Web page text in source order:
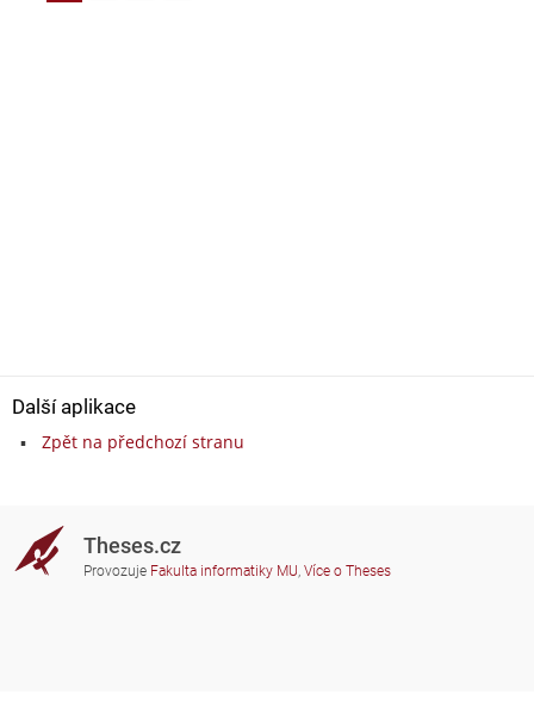
Další aplikace
Zpět na předchozí stranu
Theses.cz
Provozuje Fakulta informatiky MU, Více o Theses